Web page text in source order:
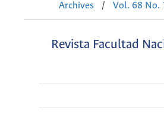
Archives
/ Vol. 68 No.
Revista Facultad